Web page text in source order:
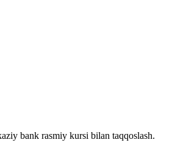
bank rasmiy kursi bilan taqqoslash.